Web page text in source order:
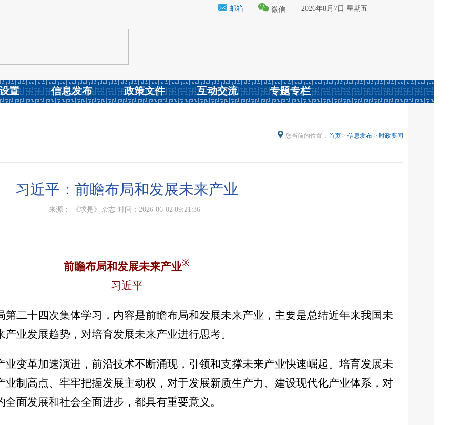
邮箱 微信 2026年8月7日 星期五
置 信息发布 政策文件 互动交流 专题专栏
您当前的位置： 首页 > 信息发布 > 时政要闻
习近平：前瞻布局和发展未来产业
来源： 《求是》杂志 时间：2026-06-02 09:21:36
前瞻布局和发展未来产业※
习近平
第二十四次集体学习，内容是前瞻布局和发展未来产业，主要是总结近年来我国未
业发展趋势，对培育发展未来产业进行思考。
业变革加速演进，前沿技术不断涌现，引领和支撑未来产业快速崛起。培育发展未
制高点、牢牢把握发展主动权，对于发展新质生产力、建设现代化产业体系，对
面发展和社会全面进步，都具有重要意义。